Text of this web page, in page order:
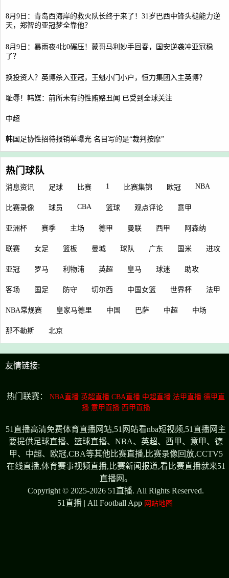
8月9日：青岛西海岸的救火队长终于来了！31岁巴西中锋头槌能力逆
天，郑智的亚冠梦全靠他？
8月9日：暴雨夜4比0碾压！蒙哥马利妙手回春，国安逆袭冲亚冠稳
了？
换投资人？英博杀入亚冠，王魁小门小户，恒力集团入主英博？
耻辱！韩媒：前所未有的性贿赂丑闻 已受到全球关注
中超
韩国足协性招待报销单曝光 名目写的是“裁判按摩”
热门球队
消息资讯 足球 比赛 1 比赛集锦 欧冠 NBA
比赛录像 球员 CBA 篮球 观点评论 意甲
亚洲杯 赛季 主场 德甲 曼联 西甲 阿森纳
联赛 女足 篮板 曼城 球队 广东 国米 进攻
亚冠 罗马 利物浦 英超 皇马 球迷 助攻
客场 国足 防守 切尔西 中国女篮 世界杯 法甲
NBA常规赛 皇家马德里 中国 巴萨 中超 中场
那不勒斯 北京
友情链接:
热门联赛： NBA直播 英超直播 CBA直播 中超直播 法甲直播 德甲直
播 意甲直播 西甲直播
51直播高清免费体育直播网站,51网站看nba短视频,51直播网主
要提供足球直播、篮球直播、NBA、英超、西甲、意甲、德
甲、中超、欧冠,CBA等其他比赛直播,比赛录像回放,CCTV5
在线直播,体育赛事视频直播,比赛新闻报道,看比赛直播就来51
直播网。
Copyright © 2025-2026 51直播. All Rights Reserved.
51直播 | All Football App 网站地图